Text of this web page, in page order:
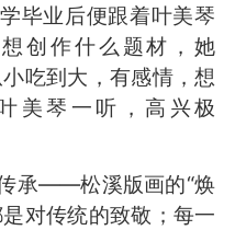
业后便跟着叶美琴
创作什么题材，她
吃到大，有感情，想
美琴一听，高兴极
承——松溪版画的“焕
对传统的致敬；每一